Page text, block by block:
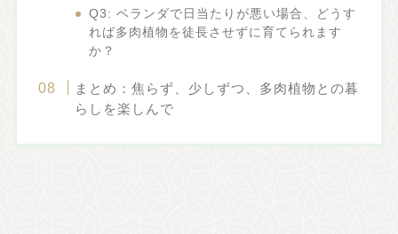
Q3: ベランダで日当たりが悪い場合、どうす
れば多肉植物を徒長させずに育てられます
か？
まとめ：焦らず、少しずつ、多肉植物との暮
らしを楽しんで